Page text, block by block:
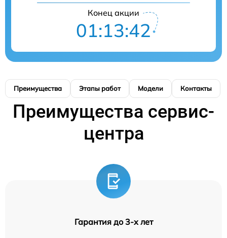
Конец акции
01:13:41
Преимущества Этапы работ Модели Контакты
Преимущества сервис-
центра
Гарантия до 3-х лет